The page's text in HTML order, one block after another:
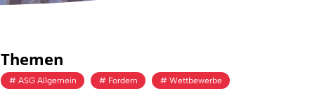
Themen
ASG Allgemein Fordern Wettbewerbe